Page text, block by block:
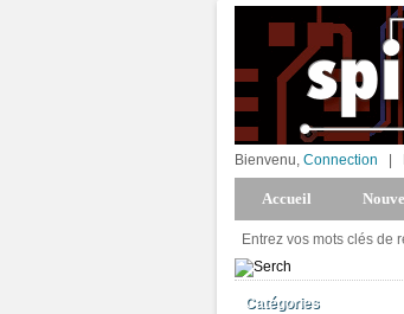
Bienvenu, Connection
Accueil
Catégories